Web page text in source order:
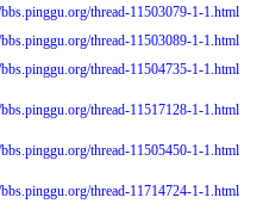
thread-11503079-1-1.html
thread-11503089-1-1.html
thread-11504735-1-1.html
thread-11517128-1-1.html
thread-11505450-1-1.html
thread-11714724-1-1.html